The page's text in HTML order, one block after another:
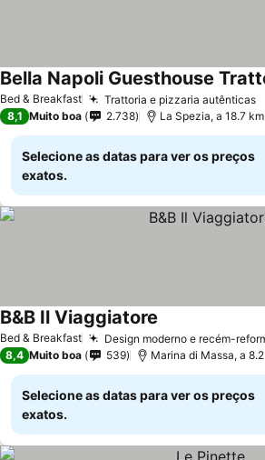
Bed & Breakfast Trattoria e pizzaria autênticas
Bella Napoli Guesthouse
8,1 Muito boa 2.738 La Spezia, a 18.7
Selecione as datas para ver os preços
exatos.
Bed & Breakfast Design moderno e recém-
B&B Il Viaggiatore
8,4 Muito boa 539 Marina di Massa, a
Selecione as datas para ver os preços
exatos.